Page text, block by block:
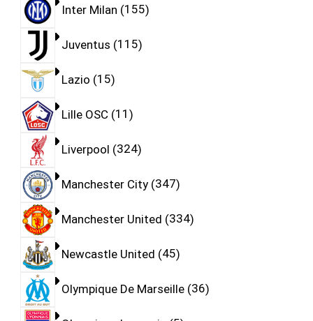
Inter Milan 155
Juventus 115
Lazio 15
Lille OSC 11
Liverpool 324
Manchester City 347
Manchester United 334
Newcastle United 45
Olympique De Marseille 36